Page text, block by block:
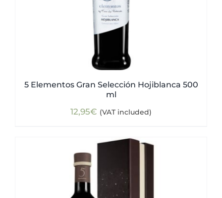
5 Elementos Gran Selección Hojiblanca 500
ml
12,95€ (VAT included)